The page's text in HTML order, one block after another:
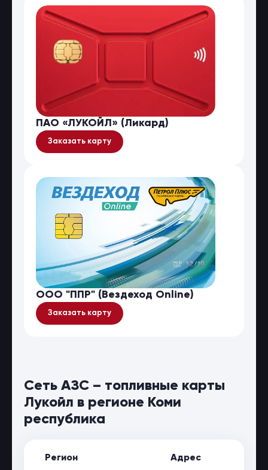
ПАО «ЛУКОЙЛ» (Ликард)
Заказать карту
ООО "ППР" (Вездеход Online)
Заказать карту
Сеть АЗС – топливные карты
Лукойл в регионе Коми
республика
Регион Адрес